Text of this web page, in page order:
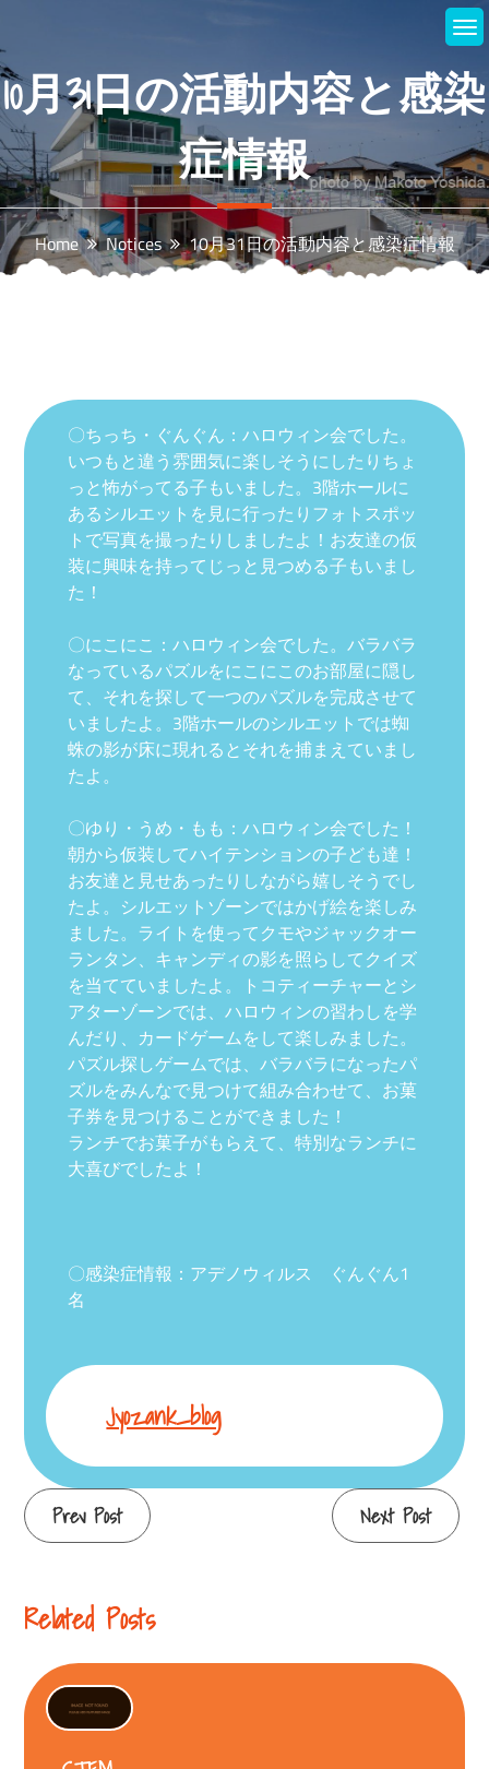
content
10月31日の活動内容と感染
症情報
Home Notices 10月31日の活動内容と感染症情報
〇ちっち・ぐんぐん：ハロウィン会でした。
いつもと違う雰囲気に楽しそうにしたりちょ
っと怖がってる子もいました。3階ホールに
あるシルエットを見に行ったりフォトスポッ
トで写真を撮ったりしましたよ！お友達の仮
装に興味を持ってじっと見つめる子もいまし
た！
〇にこにこ：ハロウィン会でした。バラバラ
なっているパズルをにこにこのお部屋に隠し
て、それを探して一つのパズルを完成させて
いましたよ。3階ホールのシルエットでは蜘
蛛の影が床に現れるとそれを捕まえていまし
たよ。
〇ゆり・うめ・もも：ハロウィン会でした！
朝から仮装してハイテンションの子ども達！
お友達と見せあったりしながら嬉しそうでし
たよ。シルエットゾーンではかげ絵を楽しみ
ました。ライトを使ってクモやジャックオー
ランタン、キャンディの影を照らしてクイズ
を当てていましたよ。トコティーチャーとシ
アターゾーンでは、ハロウィンの習わしを学
んだり、カードゲームをして楽しみました。
パズル探しゲームでは、バラバラになったパ
ズルをみんなで見つけて組み合わせて、お菓
子券を見つけることができました！
ランチでお菓子がもらえて、特別なランチに
大喜びでしたよ！
〇感染症情報：アデノウィルス ぐんぐん1
名
Jyozank_blog
Continue
Prev Post Next Post
Related Posts